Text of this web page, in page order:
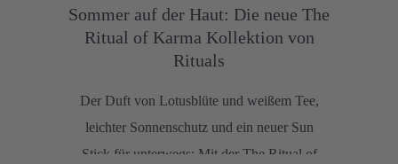
Sommer auf der Haut: Die neue The
Ritual of Karma Kollektion von
Rituals
Der Duft von Lotusblüte und weißem Tee,
leichter Sonnenschutz und ein neuer Sun
Stick für unterwegs: Mit der The Ritual of